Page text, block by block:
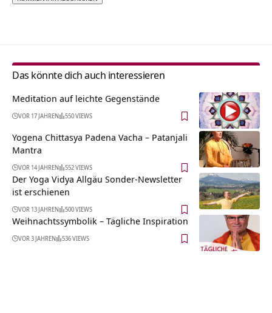
Das könnte dich auch interessieren
Meditation auf leichte Gegenstände
VOR 17 JAHREN 550 VIEWS
Yogena Chittasya Padena Vacha – Patanjali
Mantra
VOR 14 JAHREN 552 VIEWS
Der Yoga Vidya Allgäu Sonder-Newsletter
ist erschienen
VOR 13 JAHREN 500 VIEWS
Weihnachtssymbolik – Tägliche Inspiration
VOR 3 JAHREN 536 VIEWS